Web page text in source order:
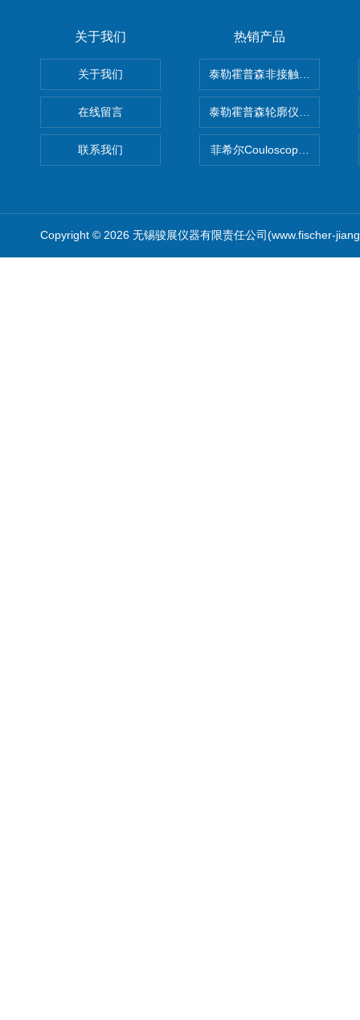
关于我们
关于我们
在线留言
联系我们
热销产品
泰勒霍普森非接触式轮廓仪
泰勒霍普森轮廓仪|TAYLOR
菲希尔Couloscope CMS2电
Copyright © 2026 无锡骏展仪器有限责任公司(www.fischer-